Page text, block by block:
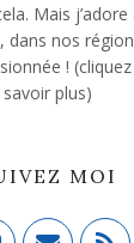
Mais
dans nos
!
savoir plus)
MOI